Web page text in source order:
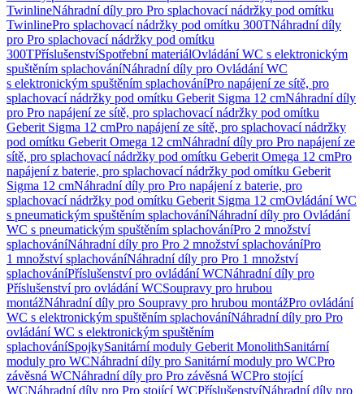
TwinlineNáhradní díly pro Pro splachovací nádržky pod omítku
TwinlinePro splachovací nádržky pod omítku 300TNáhradní díly
pro Pro splachovací nádržky pod omítku
300TPříslušenstvíSpotřební materiálOvládání WC s elektronickým
spuštěním splachováníNáhradní díly pro Ovládání WC
s elektronickým spuštěním splachováníPro napájení ze sítě, pro
splachovací nádržky pod omítku Geberit Sigma 12 cmNáhradní díly
pro Pro napájení ze sítě, pro splachovací nádržky pod omítku
Geberit Sigma 12 cmPro napájení ze sítě, pro splachovací nádržky
pod omítku Geberit Omega 12 cmNáhradní díly pro Pro napájení ze
sítě, pro splachovací nádržky pod omítku Geberit Omega 12 cmPro
napájení z baterie, pro splachovací nádržky pod omítku Geberit
Sigma 12 cmNáhradní díly pro Pro napájení z baterie, pro
splachovací nádržky pod omítku Geberit Sigma 12 cmOvládání WC
s pneumatickým spuštěním splachováníNáhradní díly pro Ovládání
WC s pneumatickým spuštěním splachováníPro 2 množství
splachováníNáhradní díly pro Pro 2 množství splachováníPro
1 množství splachováníNáhradní díly pro Pro 1 množství
splachováníPříslušenství pro ovládání WCNáhradní díly pro
Příslušenství pro ovládání WCSoupravy pro hrubou
montážNáhradní díly pro Soupravy pro hrubou montážPro ovládání
WC s elektronickým spuštěním splachováníNáhradní díly pro Pro
ovládání WC s elektronickým spuštěním
splachováníSpojkySanitární moduly Geberit MonolithSanitární
moduly pro WCNáhradní díly pro Sanitární moduly pro WCPro
závěsná WCNáhradní díly pro Pro závěsná WCPro stojící
WCNáhradní díly pro Pro stojící WCPříslušenstvíNáhradní díly pro